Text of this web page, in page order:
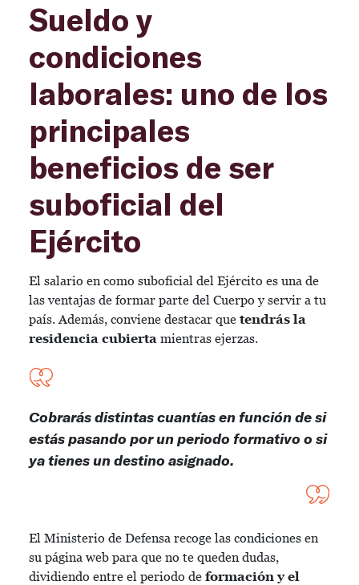
Sueldo y
condiciones
laborales: uno de los
principales
beneficios de ser
suboficial del
Ejército
El salario en como suboficial del Ejército es una de
las ventajas de formar parte del Cuerpo y servir a tu
país. Además, conviene destacar que tendrás la
residencia cubierta mientras ejerzas.
Cobrarás distintas cuantías en función de si
estás pasando por un periodo formativo o si
ya tienes un destino asignado.
El Ministerio de Defensa recoge las condiciones en
su página web para que no te queden dudas,
dividiendo entre el periodo de formación y el